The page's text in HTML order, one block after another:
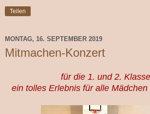
Teilen
MONTAG, 16. SEPTEMBER 2019
Mitmachen-Konzert
für die 1. und 2.
ein tolles Erlebnis für alle